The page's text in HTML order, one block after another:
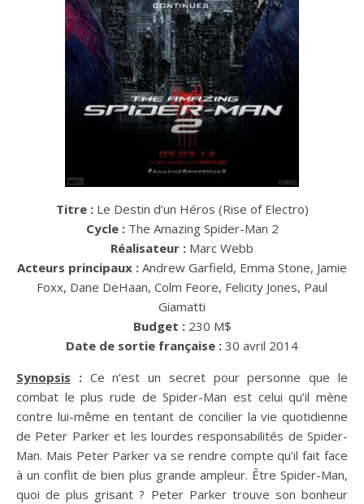
Titre : Le Destin d’un Héros (Rise of Electro)
Cycle : The Amazing Spider-Man 2
Réalisateur : Marc Webb
Acteurs principaux : Andrew Garfield, Emma Stone, Jamie
Foxx, Dane DeHaan, Colm Feore, Felicity Jones, Paul
Giamatti
Budget : 230 M$
Date de sortie française : 30 avril 2014
Synopsis : Ce n’est un secret pour personne que le
combat le plus rude de Spider-Man est celui qu’il mène
contre lui-même en tentant de concilier la vie quotidienne
de Peter Parker et les lourdes responsabilités de Spider-
Man. Mais Peter Parker va se rendre compte qu’il fait face
à un conflit de bien plus grande ampleur. Être Spider-Man,
quoi de plus grisant ? Peter Parker trouve son bonheur